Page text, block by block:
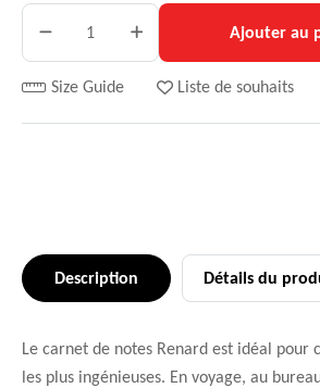
Ajouter au
Size Guide Liste de souhaits
Description Détails du
Le carnet de notes Renard est idéal pour
les plus ingénieuses. En voyage, au